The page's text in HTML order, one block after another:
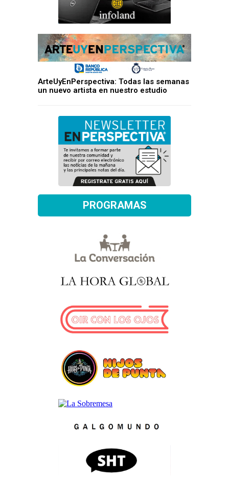
ArteUyEnPerspectiva: Todas las semanas
un nuevo artista en nuestro estudio
PROGRAMAS